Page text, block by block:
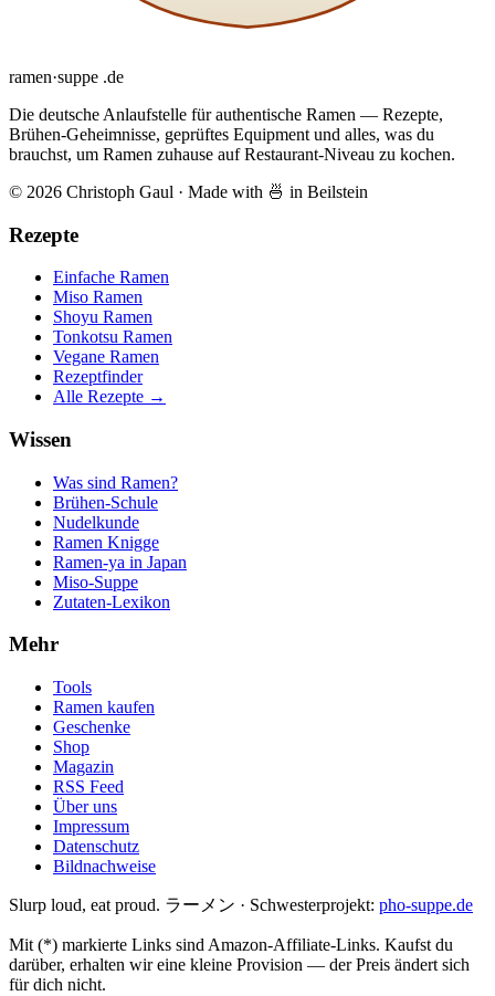
ramen·suppe .de
Die deutsche Anlaufstelle für authentische Ramen — Rezepte,
Brühen-Geheimnisse, geprüftes Equipment und alles, was du
brauchst, um Ramen zuhause auf Restaurant-Niveau zu kochen.
© 2026 Christoph Gaul · Made with 🍜 in Beilstein
Rezepte
Einfache Ramen
Miso Ramen
Shoyu Ramen
Tonkotsu Ramen
Vegane Ramen
Rezeptfinder
Alle Rezepte →
Wissen
Was sind Ramen?
Brühen-Schule
Nudelkunde
Ramen Knigge
Ramen-ya in Japan
Miso-Suppe
Zutaten-Lexikon
Mehr
Tools
Ramen kaufen
Geschenke
Shop
Magazin
RSS Feed
Über uns
Impressum
Datenschutz
Bildnachweise
Slurp loud, eat proud. ラーメン · Schwesterprojekt: pho-suppe.de
Mit (*) markierte Links sind Amazon-Affiliate-Links. Kaufst du
darüber, erhalten wir eine kleine Provision — der Preis ändert sich
für dich nicht.